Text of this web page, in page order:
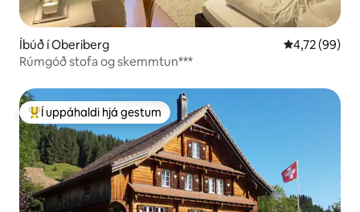
Íbúð í Oberiberg 4,72 af 5 í
4,72 (99)
Rúmgóð stofa og skemmtun***
Í mestu uppáhaldi hjá gestum
Í uppáhaldi hjá gestum